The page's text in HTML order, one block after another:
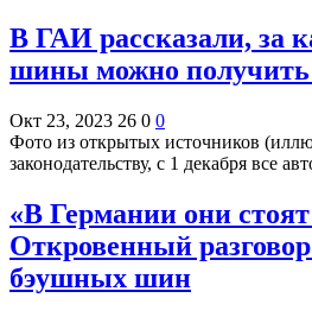
В ГАИ рассказали, за
шины можно
Окт 23, 2023 26 0 0
Фото из открытых источников
законодательству, с 1 декабря все
«В Германии они стоят
Откровенный
бэушных шин